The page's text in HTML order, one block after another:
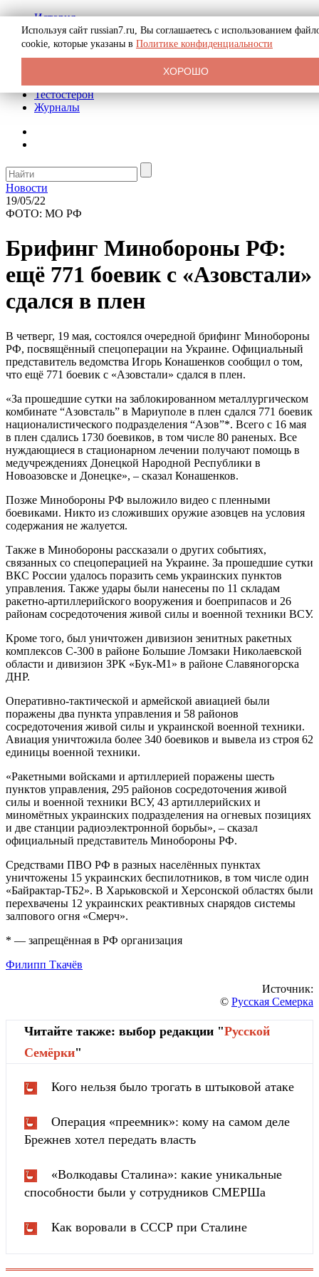
История
Биография
Криминал
Реклама на сайте
Тестостерон
Журналы
Новости
19/05/22
ФОТО: МО РФ
Брифинг Минобороны РФ:
ещё 771 боевик с «Азовстали»
сдался в плен
В четверг, 19 мая, состоялся очередной брифинг Минобороны
РФ, посвящённый спецоперации на Украине. Официальный
представитель ведомства Игорь Конашенков сообщил о том,
что ещё 771 боевик с «Азовстали» сдался в плен.
«За прошедшие сутки на заблокированном металлургическом
комбинате “Азовсталь” в Мариуполе в плен сдался 771 боевик
националистического подразделения “Азов”*. Всего с 16 мая
в плен сдались 1730 боевиков, в том числе 80 раненых. Все
нуждающиеся в стационарном лечении получают помощь в
медучреждениях Донецкой Народной Республики в
Новоазовске и Донецке», – сказал Конашенков.
Позже Минобороны РФ выложило видео с пленными
боевиками. Никто из сложивших оружие азовцев на условия
содержания не жалуется.
Также в Минобороны рассказали о других событиях,
связанных со спецоперацией на Украине. За прошедшие сутки
ВКС России удалось поразить семь украинских пунктов
управления. Также удары были нанесены по 11 складам
ракетно-артиллерийского вооружения и боеприпасов и 26
районам сосредоточения живой силы и военной техники ВСУ.
Кроме того, был уничтожен дивизион зенитных ракетных
комплексов С-300 в районе Большие Ломзаки Николаевской
области и дивизион ЗРК «Бук-М1» в районе Славяногорска
ДНР.
Оперативно-тактической и армейской авиацией были
поражены два пункта управления и 58 районов
сосредоточения живой силы и украинской военной техники.
Авиация уничтожила более 340 боевиков и вывела из строя 62
единицы военной техники.
«Ракетными войсками и артиллерией поражены шесть
пунктов управления, 295 районов сосредоточения живой
силы и военной техники ВСУ, 43 артиллерийских и
миномётных украинских подразделения на огневых позициях
и две станции радиоэлектронной борьбы», – сказал
официальный представитель Минобороны РФ.
Средствами ПВО РФ в разных населённых пунктах
уничтожены 15 украинских беспилотников, в том числе один
«Байрактар-ТБ2». В Харьковской и Херсонской областях были
перехвачены 12 украинских реактивных снарядов системы
залпового огня «Смерч».
* — запрещённая в РФ организация
Филипп Ткачёв
Источник:
© Русская Семерка
Читайте также: выбор редакции "Русской
Cемёрки"
Кого нельзя было трогать в штыковой атаке
Операция «преемник»: кому на самом деле
Брежнев хотел передать власть
«Волкодавы Сталина»: какие уникальные
способности были у сотрудников СМЕРШа
Как воровали в СССР при Сталине
Используя сайт russian7.ru, Вы соглашаетесь с использованием
cookie, которые указаны в Политике конфиденциальности
ХОРОШО